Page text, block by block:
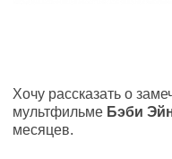
Хочу рассказать о
мультфильме Бэби
месяцев.